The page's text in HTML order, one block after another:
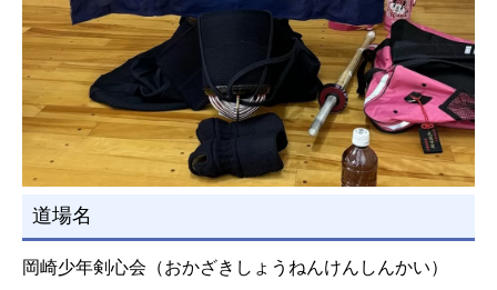
道場名
岡崎少年剣心会（おかざきしょうねんけんしんかい）